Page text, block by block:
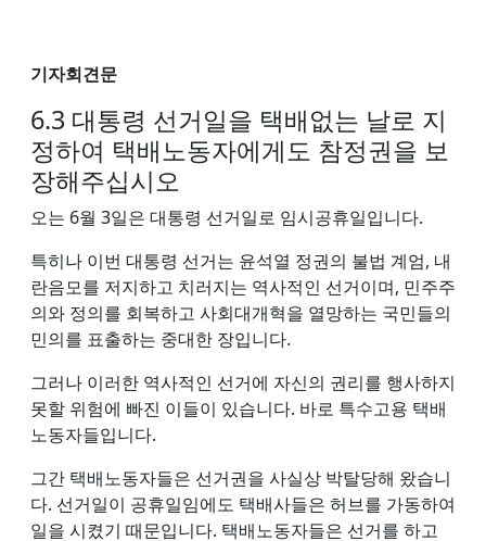
기자회견문
6.3 대통령 선거일을 택배없는 날로 지
정하여 택배노동자에게도 참정권을 보
장해주십시오
오는 6월 3일은 대통령 선거일로 임시공휴일입니다.
특히나 이번 대통령 선거는 윤석열 정권의 불법 계엄, 내
란음모를 저지하고 치러지는 역사적인 선거이며, 민주주
의와 정의를 회복하고 사회대개혁을 열망하는 국민들의
민의를 표출하는 중대한 장입니다.
그러나 이러한 역사적인 선거에 자신의 권리를 행사하지
못할 위험에 빠진 이들이 있습니다. 바로 특수고용 택배
노동자들입니다.
그간 택배노동자들은 선거권을 사실상 박탈당해 왔습니
다. 선거일이 공휴일임에도 택배사들은 허브를 가동하여
일을 시켰기 때문입니다. 택배노동자들은 선거를 하고